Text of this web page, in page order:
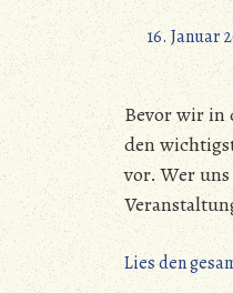
16. Januar
Bevor wir in
den
vor. Wer
Lies den